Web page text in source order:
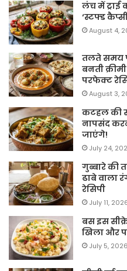
लंच में
‘स्टफ्ड
August 4,
तलते समय
बनती
परफेक्ट
August 3,
कटहल की
नापसंद
जाएंगे!
July 24,
गुब्बारे की
ढाबे वाला
रेसिपी
July 11,
बस इस
खिला और
July 5, 2026